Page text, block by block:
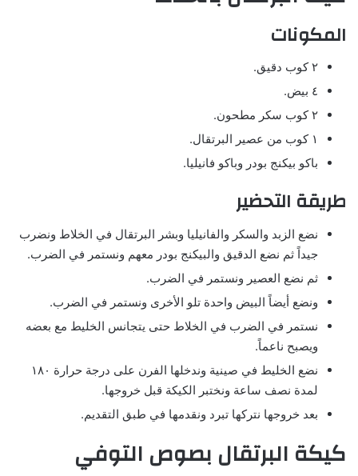
المكونات
٢ كوب دقيق.
٤ بيض.
٢ كوب سكر مطحون.
١ كوب من عصير البرتقال.
باكو بيكنج بودر وباكو فانيليا.
طريقة التحضير
نضع الزبد والسكر والفانيليا وبشر البرتقال في الخلاط ونضرب
جيداً ثم نضع الدقيق والبيكنج بودر معهم ونستمر في الضرب.
ثم نضع العصير ونستمر في الضرب.
ونضع أيضاً البيض واحدة تلو الأخرى ونستمر في الضرب.
نستمر في الضرب في الخلاط حتى يتجانس الخليط مع بعضه
ويصبح ناعماً.
نضع الخليط في صينية وندخلها الفرن على درجة حرارة ١٨٠
لمدة نصف ساعة ونختبر الكيكة قبل خروجها.
بعد خروجها نتركها تبرد ونقدمها في طبق التقديم.
كيكة البرتقال بصوص التوفي